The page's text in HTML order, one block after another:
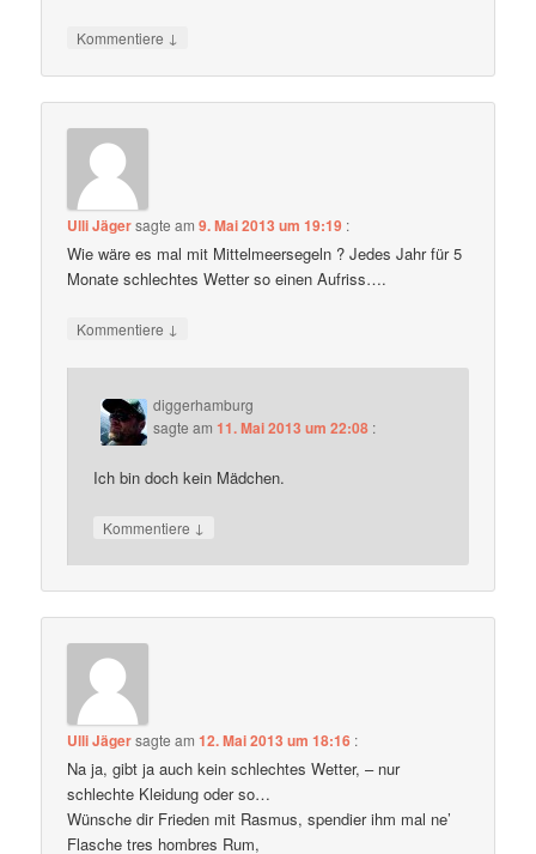
Kommentiere ↓
Ulli Jägersagte am9. Mai 2013 um 19:19 :
Wie wäre es mal mit Mittelmeersegeln ? Jedes Jahr für 5
Monate schlechtes Wetter so einen Aufriss….
Kommentiere ↓
diggerhamburg
sagte am11. Mai 2013 um 22:08 :
Ich bin doch kein Mädchen.
Kommentiere ↓
Ulli Jägersagte am12. Mai 2013 um 18:16 :
Na ja, gibt ja auch kein schlechtes Wetter, – nur
schlechte Kleidung oder so…
Wünsche dir Frieden mit Rasmus, spendier ihm mal ne’
Flasche tres hombres Rum,